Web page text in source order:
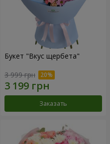
Букет "Вкус щербета"
3 999 грн
Заказать